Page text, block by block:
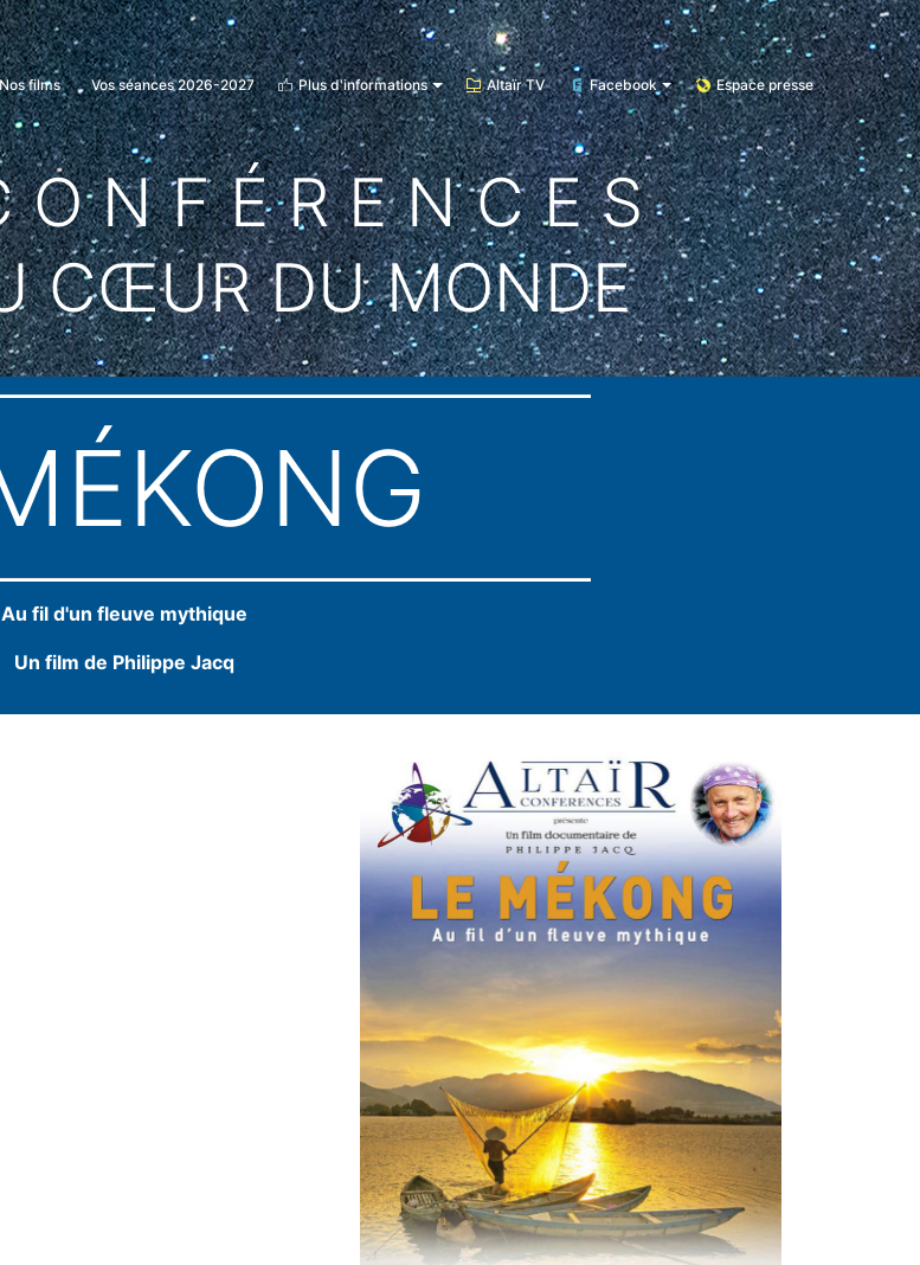
films Vos séances 2026-2027 Plus d'informations Altaïr TV Facebook Espace presse
N F É R E N C E S
CŒUR DU MONDE
Au fil d'un fleuve mythique
Un film de Philippe Jacq